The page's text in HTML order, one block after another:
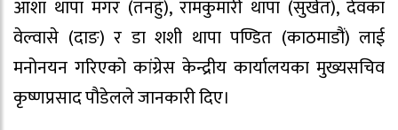
आशा थापा मगर (तनहुँ), रामकुमारी थापा (सुर्खेत), देवका
वेल्वासे (दाङ) र डा शशी थापा पण्डित (काठमाडौं) लाई
मनोनयन गरिएको कांग्रेस केन्द्रीय कार्यालयका मुख्यसचिव
कृष्णप्रसाद पौडेलले जानकारी दिए।